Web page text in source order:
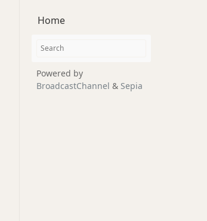
Home
Powered by
BroadcastChannel & Sepia